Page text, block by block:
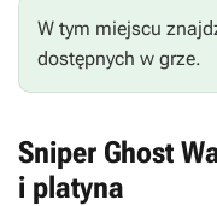
W tym miejscu
dostępnych w grze.
Sniper Ghost
i platyna